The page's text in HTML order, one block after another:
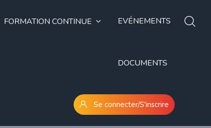
FORMATION CONTINUE EVÉNEMENTS
DOCUMENTS
Se connecter/S'inscrire